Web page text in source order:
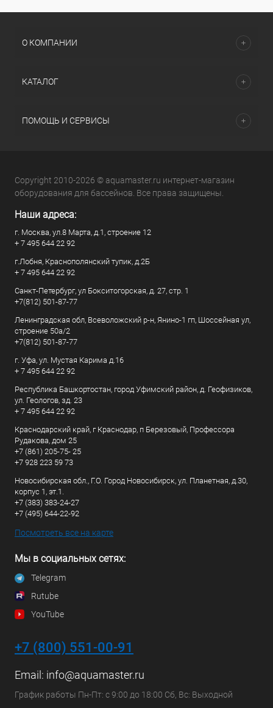
О КОМПАНИИ
КАТАЛОГ
ПОМОЩЬ И СЕРВИСЫ
Copyright 2010-2026 © aquamaster.ru интернет-магазин
оборудования для бассейнов. Все права защищены.
Наши адреса:
г. Москва, ул.8 Марта, д.1, строение 12
+ 7 495 644 22 92
г.Лобня, Краснополянский тупик, д.2Б
+ 7 495 644 22 92
Санкт-Петербург, ул Бокситогорская, д. 27, стр. 1
+7(812) 501-87-77
Ленинградская обл, Всеволожский р-н, Янино-1 гп, Шоссейная ул,
строение 50а/2
+7(812) 501-87-77
г. Уфа, ул. Мустая Карима д.16
+ 7 495 644 22 92
Республика Башкортостан, город Уфимский район, д. Геофизиков,
ул. Геологов, зд. 23
+ 7 495 644 22 92
Краснодарский край, г Краснодар, п Березовый, Профессора
Рудакова, дом 25
+7 (861) 205-75- 25
+7 928 223 59 73
Новосибирская обл., Г.О. Город Новосибирск, ул. Планетная, д.30,
корпус 1, эт.1.
+7 (383) 383-24-27
+7 (495) 644-22-92
Посмотреть все на карте
Мы в социальных сетях:
Telegram
Rutube
YouTube
+7 (800) 551-00-91
Email: info@aquamaster.ru
График работы Пн-Пт: с 9:00 до 18:00 Сб, Вс: Выходной